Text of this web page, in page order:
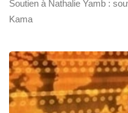
Soutien à Nathalie Yamb :
Kama